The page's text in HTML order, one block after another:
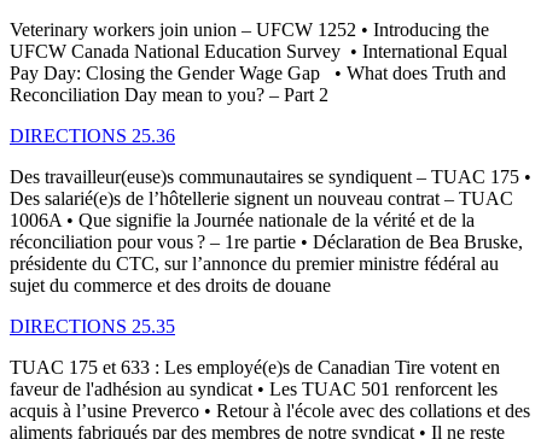
Veterinary workers join union – UFCW 1252 • Introducing the
UFCW Canada National Education Survey • International Equal
Pay Day: Closing the Gender Wage Gap • What does Truth and
Reconciliation Day mean to you? – Part 2
DIRECTIONS 25.36
Des travailleur(euse)s communautaires se syndiquent – TUAC 175 •
Des salarié(e)s de l’hôtellerie signent un nouveau contrat – TUAC
1006A • Que signifie la Journée nationale de la vérité et de la
réconciliation pour vous ? – 1re partie • Déclaration de Bea Bruske,
présidente du CTC, sur l’annonce du premier ministre fédéral au
sujet du commerce et des droits de douane
DIRECTIONS 25.35
TUAC 175 et 633 : Les employé(e)s de Canadian Tire votent en
faveur de l'adhésion au syndicat • Les TUAC 501 renforcent les
acquis à l’usine Preverco • Retour à l'école avec des collations et des
aliments fabriqués par des membres de notre syndicat • Il ne reste